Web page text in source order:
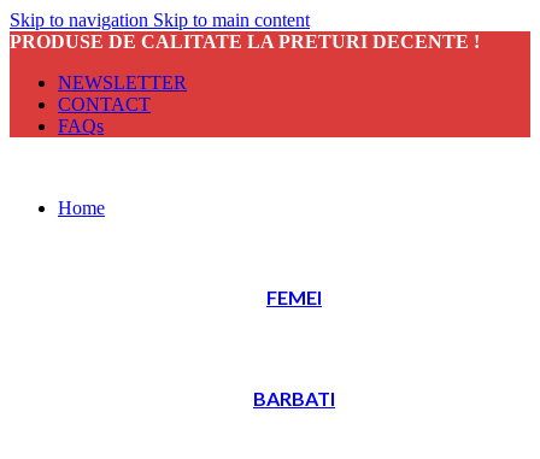
Skip to navigation Skip to main content
PRODUSE DE CALITATE LA PRETURI DECENTE !
NEWSLETTER
CONTACT
FAQs
Home
FEMEI
BARBATI